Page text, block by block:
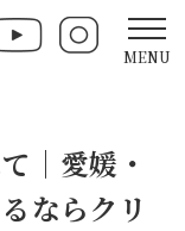
MENU
｜愛媛・
ならクリ